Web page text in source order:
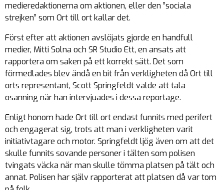
medieredaktionerna om aktionen, eller den ”sociala
strejken” som Ort till ort kallar det.
Först efter att aktionen avslöjats gjorde en handfull
medier, Mitti Solna och SR Studio Ett, en ansats att
rapportera om saken på ett korrekt sätt. Det som
förmedlades blev ändå en bit från verkligheten då Ort till
orts representant, Scott Springfeldt valde att tala
osanning när han intervjuades i dessa reportage.
Enligt honom hade Ort till ort endast funnits med perifert
och engagerat sig, trots att man i verkligheten varit
initiativtagare och motor. Springfeldt ljög även om att det
skulle funnits sovande personer i tälten som polisen
tvingats väcka när man skulle tömma platsen på tält och
annat. Polisen har själv rapporterat att platsen då var tom